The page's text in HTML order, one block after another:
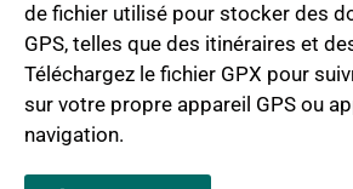
de fichier utilisé pour stocker des
GPS, telles que des itinéraires et
Téléchargez le fichier GPX pour
sur votre propre appareil GPS ou
navigation.